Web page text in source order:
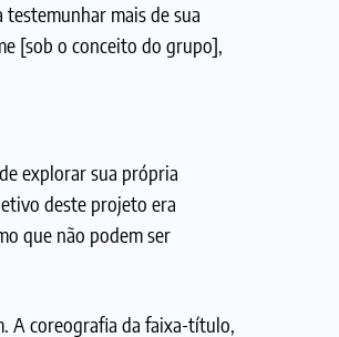
mais de sua
[sob o conceito do grupo],
explorar sua própria
deste projeto era
que não podem ser
A coreografia da faixa-título,